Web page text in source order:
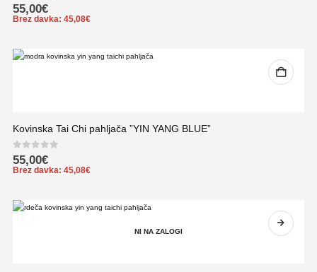
0out of 5
55,00€
Brez davka: 45,08€
Kovinska Tai Chi pahljača ”YIN YANG BLUE”
0out of 5
55,00€
Brez davka: 45,08€
NI NA ZALOGI